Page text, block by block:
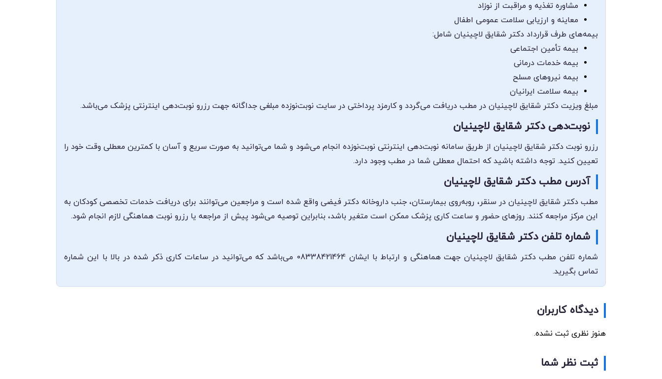
مشاوره تغذیه و مراقبت از نوزاد
معاینه و ارزیابی سلامت عمومی اطفال
بیمه‌های طرف قرارداد دکتر شقایق لاچینیان شامل:
بیمه تأمین اجتماعی
بیمه خدمات درمانی
بیمه نیروهای مسلح
بیمه سلامت ایرانیان
مبلغ ویزیت دکتر شقایق لاچینیان در مطب دریافت می‌گردد و کارمزد پرداختی در سایت نوبت‌نوزده مبلغی جداگانه جهت رزرو نوبت‌دهی اینترنتی پزشک می‌باشد.
نوبت‌دهی دکتر شقایق لاچینیان
رزرو نوبت دکتر شقایق لاچینیان از طریق سامانه نوبت‌دهی اینترنتی نوبت‌نوزده انجام می‌شود و شما می‌توانید به صورت سریع و آسان با کمترین معطلی وقت خود را
تعیین کنید. توجه داشته باشید که احتمال معطلی شما در مطب وجود دارد.
آدرس مطب دکتر شقایق لاچینیان
مطب دکتر شقایق لاچینیان در سنقر، روبه‌روی بیمارستان، جنب داروخانه دکتر فیضی واقع شده است و مراجعین می‌توانند برای دریافت خدمات تخصصی کودکان به
این مرکز مراجعه کنند. روزهای حضور و ساعت کاری پزشک ممکن است متغیر باشد، بنابراین توصیه می‌شود پیش از مراجعه یا رزرو نوبت هماهنگی لازم انجام شود.
شماره تلفن دکتر شقایق لاچینیان
شماره تلفن مطب دکتر شقایق لاچینیان جهت هماهنگی و ارتباط با ایشان 08338421464 می‌باشد که می‌توانید در ساعات کاری ذکر شده در بالا با این شماره
تماس بگیرید.
دیدگاه کاربران
هنوز نظری ثبت نشده.
ثبت نظر شما